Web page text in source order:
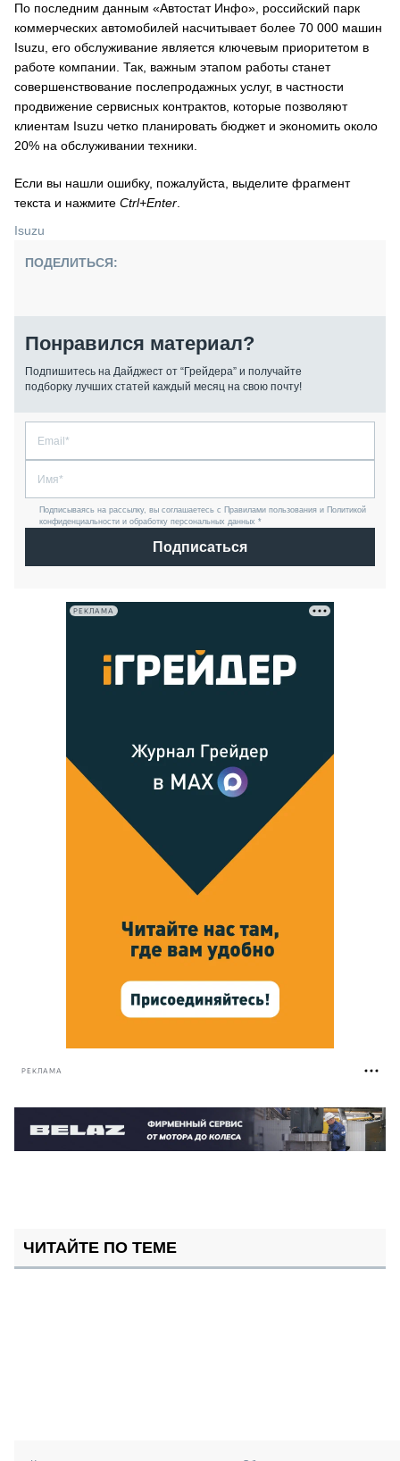
По последним данным «Автостат Инфо», российский парк
коммерческих автомобилей насчитывает более 70 000 машин
Isuzu, его обслуживание является ключевым приоритетом в
работе компании. Так, важным этапом работы станет
совершенствование послепродажных услуг, в частности
продвижение сервисных контрактов, которые позволяют
клиентам Isuzu четко планировать бюджет и экономить около
20% на обслуживании техники.
Если вы нашли ошибку, пожалуйста, выделите фрагмент
текста и нажмите Ctrl+Enter
Isuzu
ПОДЕЛИТЬСЯ:
Понравился материал?
Подпишитесь на Дайджест от “Грейдера” и получайте
подборку лучших статей каждый месяц на свою почту!
Подписываясь на рассылку, вы соглашаетесь с Правилами пользования и Политикой
конфиденциальности и обработку персональных данных *
Подписаться
РЕКЛАМА
РЕКЛАМА
ЧИТАЙТЕ ПО ТЕМЕ